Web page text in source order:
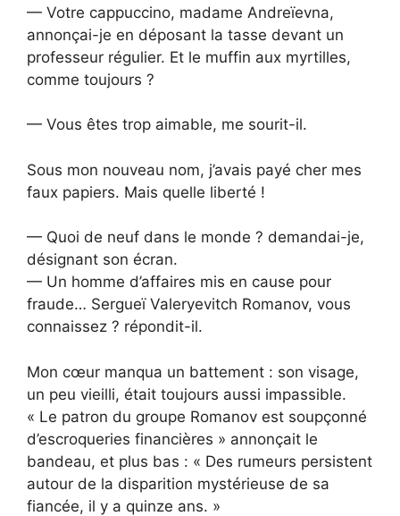
— Votre cappuccino, madame Andreïevna,
annonçai-je en déposant la tasse devant un
professeur régulier. Et le muffin aux myrtilles,
comme toujours ?
— Vous êtes trop aimable, me sourit-il.
Sous mon nouveau nom, j’avais payé cher mes
faux papiers. Mais quelle liberté !
— Quoi de neuf dans le monde ? demandai-je,
désignant son écran.
— Un homme d’affaires mis en cause pour
fraude… Sergueï Valeryevitch Romanov, vous
connaissez ? répondit-il.
Mon cœur manqua un battement : son visage,
un peu vieilli, était toujours aussi impassible.
« Le patron du groupe Romanov est soupçonné
d’escroqueries financières » annonçait le
bandeau, et plus bas : « Des rumeurs persistent
autour de la disparition mystérieuse de sa
fiancée, il y a quinze ans. »